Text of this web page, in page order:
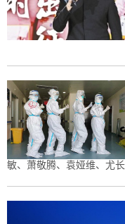
敏、萧敬腾、袁娅维、尤